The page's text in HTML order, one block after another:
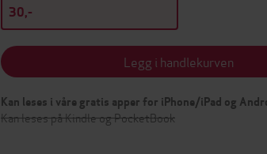
30,-
Legg i handlekurven
Kan leses i våre gratis apper for iPhone/iPad og
Kan leses på Kindle og PocketBook